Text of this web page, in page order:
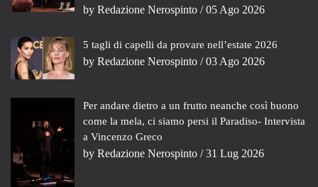
by Redazione Nerospinto / 05 Ago 2026
5 tagli di capelli da provare nell’estate 2026
by Redazione Nerospinto / 03 Ago 2026
Per andare dietro a un frutto neanche così buono
come la mela, ci siamo persi il Paradiso- Intervista
a Vincenzo Greco
by Redazione Nerospinto / 31 Lug 2026